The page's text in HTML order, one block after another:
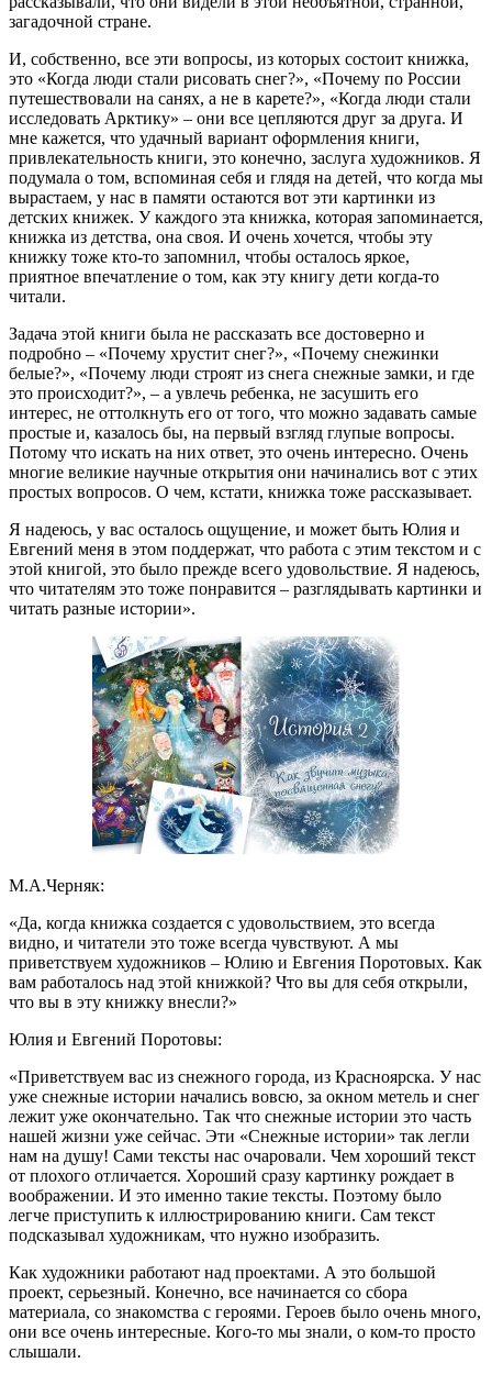
загадочной стране.
И, собственно, все эти вопросы, из которых состоит книжка,
это «Когда люди стали рисовать снег?», «Почему по России
путешествовали на санях, а не в карете?», «Когда люди стали
исследовать Арктику» – они все цепляются друг за друга. И
мне кажется, что удачный вариант оформления книги,
привлекательность книги, это конечно, заслуга художников. Я
подумала о том, вспоминая себя и глядя на детей, что когда мы
вырастаем, у нас в памяти остаются вот эти картинки из
детских книжек. У каждого эта книжка, которая запоминается,
книжка из детства, она своя. И очень хочется, чтобы эту
книжку тоже кто-то запомнил, чтобы осталось яркое,
приятное впечатление о том, как эту книгу дети когда-то
читали.
Задача этой книги была не рассказать все достоверно и
подробно – «Почему хрустит снег?», «Почему снежинки
белые?», «Почему люди строят из снега снежные замки, и где
это происходит?», – а увлечь ребенка, не засушить его
интерес, не оттолкнуть его от того, что можно задавать самые
простые и, казалось бы, на первый взгляд глупые вопросы.
Потому что искать на них ответ, это очень интересно. Очень
многие великие научные открытия они начинались вот с этих
простых вопросов. О чем, кстати, книжка тоже рассказывает.
Я надеюсь, у вас осталось ощущение, и может быть Юлия и
Евгений меня в этом поддержат, что работа с этим текстом и с
этой книгой, это было прежде всего удовольствие. Я надеюсь,
что читателям это тоже понравится – разглядывать картинки и
читать разные истории».
М.А.Черняк:
«Да, когда книжка создается с удовольствием, это всегда
видно, и читатели это тоже всегда чувствуют. А мы
приветствуем художников – Юлию и Евгения Поротовых. Как
вам работалось над этой книжкой? Что вы для себя открыли,
что вы в эту книжку внесли?»
Юлия и Евгений Поротовы:
«Приветствуем вас из снежного города, из Красноярска. У нас
уже снежные истории начались вовсю, за окном метель и снег
лежит уже окончательно. Так что снежные истории это часть
нашей жизни уже сейчас. Эти «Снежные истории» так легли
нам на душу! Сами тексты нас очаровали. Чем хороший текст
от плохого отличается. Хороший сразу картинку рождает в
воображении. И это именно такие тексты. Поэтому было
легче приступить к иллюстрированию книги. Сам текст
подсказывал художникам, что нужно изобразить.
Как художники работают над проектами. А это большой
проект, серьезный. Конечно, все начинается со сбора
материала, со знакомства с героями. Героев было очень много,
они все очень интересные. Кого-то мы знали, о ком-то просто
слышали.